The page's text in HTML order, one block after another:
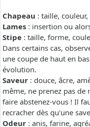
Chapeau : taille,
Lames : insertion ou
Stipe : taille, forme,
Dans certains cas,
une coupe de haut en
évolution.
Saveur : douce, âcre,
même, ne prenez pas de
faire abstenez-vous ! Il
recracher dès qu'une
Odeur : anis, farine,